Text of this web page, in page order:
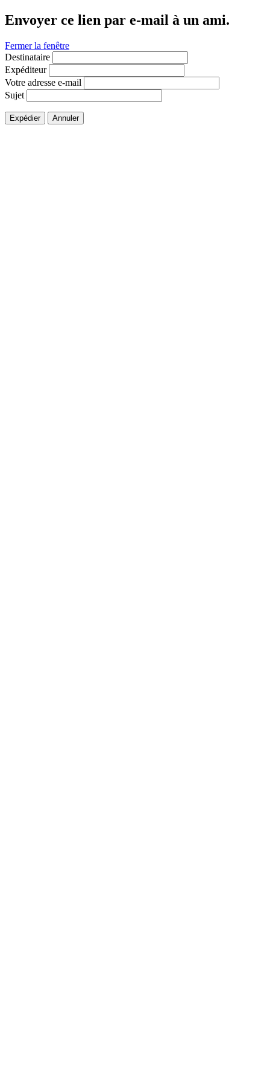
Envoyer ce lien par e-mail à un ami.
Fermer la fenêtre
Destinataire
Expéditeur
Votre adresse e-mail
Sujet
Expédier Annuler